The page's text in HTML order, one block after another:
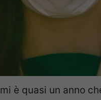
è quasi un anno